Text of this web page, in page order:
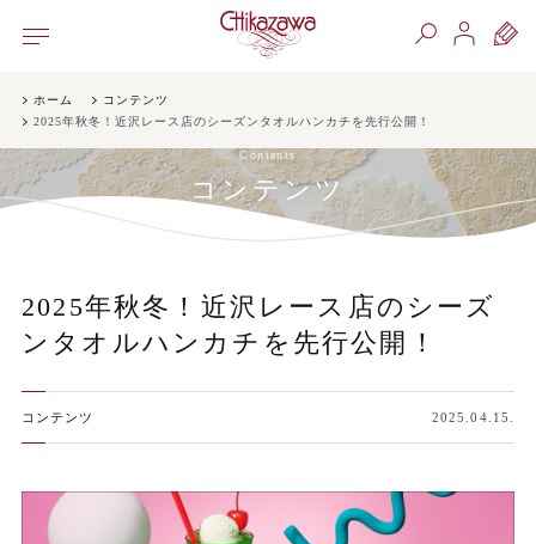
ホーム
コンテンツ
2025年秋冬！近沢レース店のシーズンタオルハンカチを先行公開！
Contents
コンテンツ
2025年秋冬！近沢レース店のシーズ
ンタオルハンカチを先行公開！
コンテンツ 2025.04.15.